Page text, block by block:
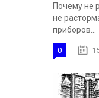
Почему не
не
приборов...
0